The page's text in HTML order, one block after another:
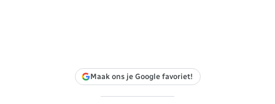
Maak ons je Google favoriet!